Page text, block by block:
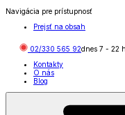
Navigácia pre prístupnosť
Prejsť na obsah
02/330 565 92dnes 7 - 22 h
Kontakty
O nás
Blog